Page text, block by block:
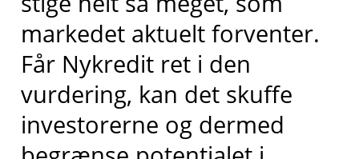
markedet aktuelt forventer.
Får Nykredit ret i den
vurdering, kan det skuffe
investorerne og dermed